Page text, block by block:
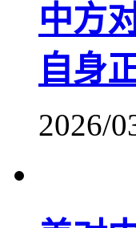
中方
自身
2026/